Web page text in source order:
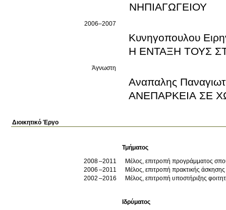
ΝΗΠΙΑΓΩΓΕΙΟΥ
2006–2007
Κυνηγοπουλου
Η ΕΝΤΑΞΗ ΤΟΥΣ
Άγνωστη
Αναπαλης
ΑΝΕΠΑΡΚΕΙΑ ΣΕ
Διοικητικό Έργο
Τμήματος
2008
2011
Μέλος, επιτροπή προγράμματος
2006
2011
Μέλος, επιτροπή πρακτικής άσκησης
2002
2016 Μέλος, επιτροπή υποστήριξης
Ιδρύματος